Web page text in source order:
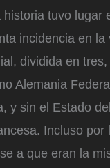
tuvo lugar
incidencia en
dividida en
Alemania
y sin el Estado
Incluso por
a que eran la